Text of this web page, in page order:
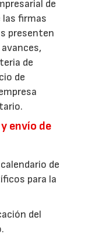
de
las firmas
presenten
de
de
envío de
de
para la
del